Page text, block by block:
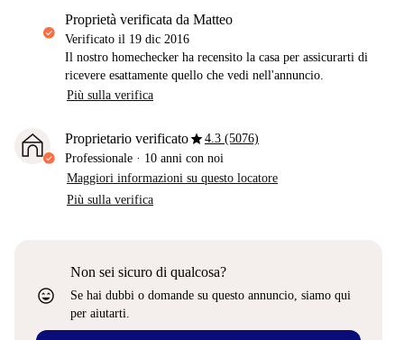
proprietà verificata da Matteo
Verificato il 19 dic 2016
Il nostro homechecker ha recensito la casa per assicurarti di
ricevere esattamente quello che vedi nell'annuncio.
Più sulla verifica
Proprietario verificatostar4.3 (5076)
Professionale · 10 anni con noi
Maggiori informazioni su questo locatore
Più sulla verifica
sentiment_very_satisfied
Non sei sicuro di qualcosa?
Se hai dubbi o domande su questo annuncio, siamo qui
per aiutarti.